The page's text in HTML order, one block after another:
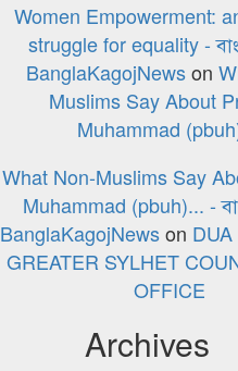
Women Empowerment:
struggle for equality -
BanglaKagojNewson
Muslims Say About
Muhammad
What Non-Muslims Say
Muhammad (pbuh)... -
BanglaKagojNewson
GREATER SYLHET
OFFICE
Archives